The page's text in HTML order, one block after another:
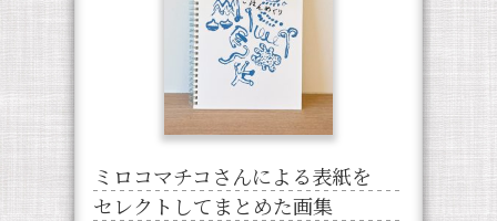
ミロコマチコさんによる表紙を
セレクトしてまとめた画集